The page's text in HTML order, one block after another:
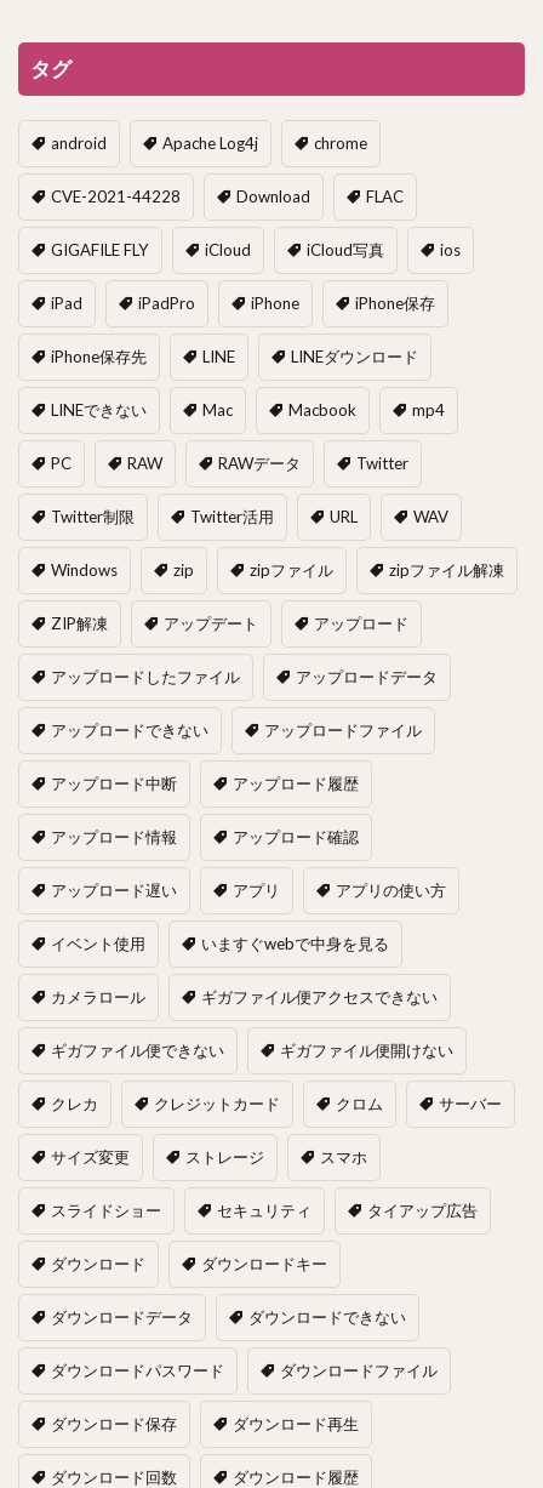
タグ
android Apache Log4j chrome
CVE-2021-44228 Download FLAC
GIGAFILE FLY iCloud iCloud写真 ios
iPad iPadPro iPhone iPhone保存
iPhone保存先 LINE LINEダウンロード
LINEできない Mac Macbook mp4
PC RAW RAWデータ Twitter
Twitter制限 Twitter活用 URL WAV
Windows zip zipファイル zipファイル解凍
ZIP解凍 アップデート アップロード
アップロードしたファイル アップロードデータ
アップロードできない アップロードファイル
アップロード中断 アップロード履歴
アップロード情報 アップロード確認
アップロード遅い アプリ アプリの使い方
イベント使用 いますぐwebで中身を見る
カメラロール ギガファイル便アクセスできない
ギガファイル便できない ギガファイル便開けない
クレカ クレジットカード クロム サーバー
サイズ変更 ストレージ スマホ
スライドショー セキュリティ タイアップ広告
ダウンロード ダウンロードキー
ダウンロードデータ ダウンロードできない
ダウンロードパスワード ダウンロードファイル
ダウンロード保存 ダウンロード再生
ダウンロード回数 ダウンロード履歴